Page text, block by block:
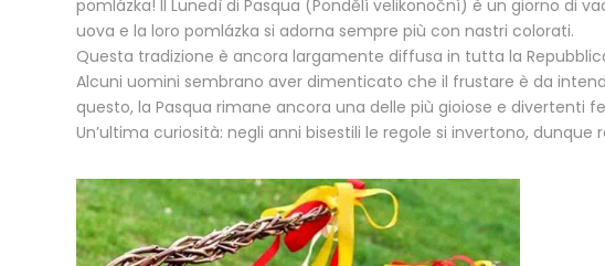
pomlázka! Il Lunedì di Pasqua (Pondělí velikonoční) è un giorno di
uova e la loro pomlázka si adorna sempre più con nastri colorati.
Questa tradizione è ancora largamente diffusa in tutta la
Alcuni uomini sembrano aver dimenticato che il frustare è da
questo, la Pasqua rimane ancora una delle più gioiose e divertenti
Un’ultima curiosità: negli anni bisestili le regole si invertono,